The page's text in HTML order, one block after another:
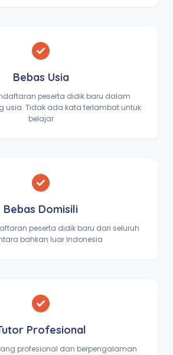
Bebas Usia
peserta didik baru dalam
usia. Tidak ada kata terlambat untuk
belajar
Bebas Domisili
peserta didik baru dari seluruh
bahkan luar Indonesia
Profesional
profesional dan berpengalaman